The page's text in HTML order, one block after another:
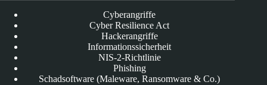
Cyberangriffe
Cyber Resilience Act
Hackerangriffe
Informationssicherheit
NIS-2-Richtlinie
Phishing
Schadsoftware (Maleware, Ransomware & Co.)